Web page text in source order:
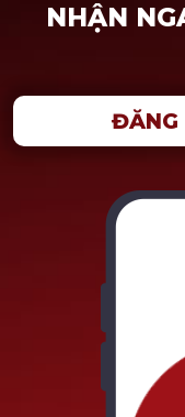
NHẬN
ĐĂNG